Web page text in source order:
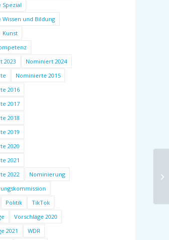
Spezial
Wissen und Bildung
Kunst
2023
Nominiert 2024
Nominierte 2015
2016
2017
2018
2019
2020
2021
2022
Nominierung
Politik
TikTok
Vorschläge 2020
2021
WDR